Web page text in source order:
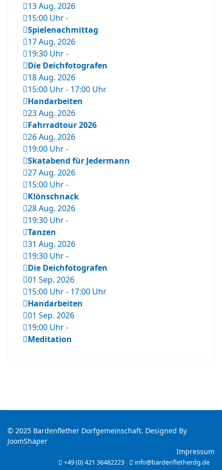
13 Aug. 2026
15:00 Uhr-
Spielenachmittag
17 Aug. 2026
19:30 Uhr-
Die Deichfotografen
18 Aug. 2026
15:00 Uhr- 17:00 Uhr
Handarbeiten
23 Aug. 2026
Fahrradtour 2026
26 Aug. 2026
19:00 Uhr-
Skatabend für Jedermann
27 Aug. 2026
15:00 Uhr-
Klönschnack
28 Aug. 2026
19:30 Uhr-
Tanzen
31 Aug. 2026
19:30 Uhr-
Die Deichfotografen
01 Sep. 2026
15:00 Uhr- 17:00 Uhr
Handarbeiten
01 Sep. 2026
19:00 Uhr-
Meditation
© 2025 Bardenflether Dorfgemeinschaft. Designed By
JoomShaper
Impressum
+49 (0) 421 36482223 info@bardenfletherdg.de